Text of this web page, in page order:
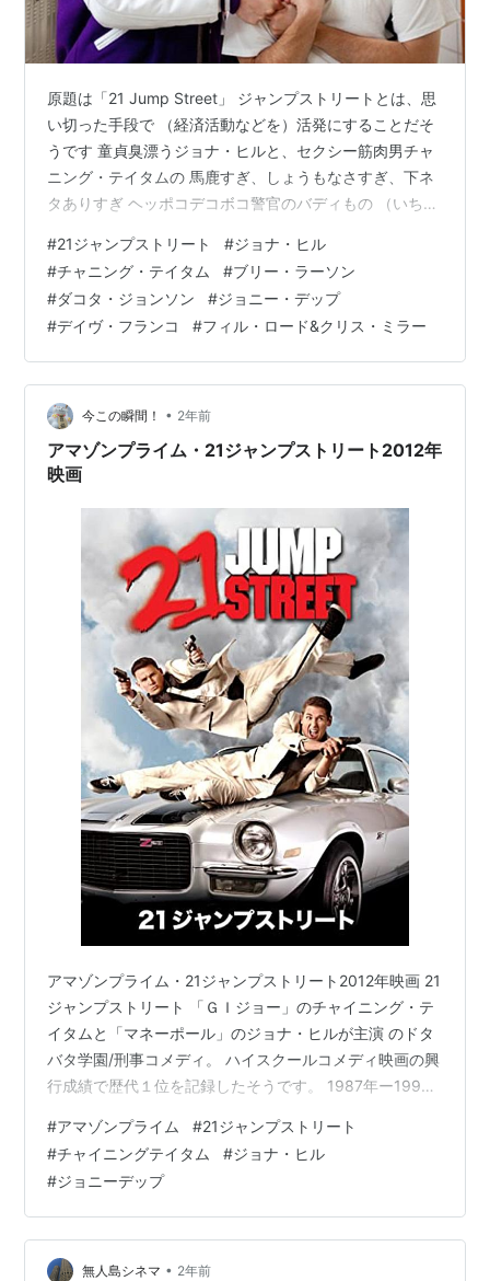
原題は「21 Jump Street」 ジャンプストリートとは、思
い切った手段で （経済活動などを）活発にすることだそ
うです 童貞臭漂うジョナ・ヒルと、セクシー筋肉男チャ
ニング・テイタムの 馬鹿すぎ、しょうもなさすぎ、下ネ
タありすぎ ヘッポコデコボコ警官のバディもの （いちい
ダでは公開初日からヒットしまくり ハイ・スクール/コメ
ディ映画として 歴代トップの興行収入を記録したそうで
す このての作品としては、評価も高い （続編はさらに評
価が高いらしい） 脇役も豪華で ヒロインの女子高生モリ
ーを演じるの のちにオスカー女優となるブリー・ラーソ
ン …
#21ジャンプストリート #ジョナ・ヒル
#チャニング・テイタム #ブリー・ラーソン
#ダコタ・ジョンソン #ジョニー・デップ
#デイヴ・フランコ #フィル・ロード&クリス・ミラー
今この瞬間！ • 2年前
アマゾンプライム・21ジャンプストリート2012年
映画
アマゾンプライム・21ジャンプストリート2012年映画 21
ジャンプストリート 「ＧＩジョー」のチャイニング・テ
イタムと「マネーポール」のジョナ・ヒルが主演 のドタ
バタ学園/刑事コメディ。 ハイスクールコメディ映画の興
行成績で歴代１位を記録したそうです。 1987年ー1990
したものです。 超人気俳優ジョニーデップの出世作だそ
うです。 映画版にもジョニーデップがカメオ出演してい
ますが、これがびっくり、かっこよく登場してすぐに銃
で撃たれて死んでしまいます。 刑事として最低レベルの
二人がちょっとだけ成長して大げさに喜ぶ、そんな映画
です。 アマゾンプ…
#アマゾンプライム #21ジャンプストリート
#チャイニングテイタム #ジョナ・ヒル
#ジョニーデップ
無人島シネマ • 2年前